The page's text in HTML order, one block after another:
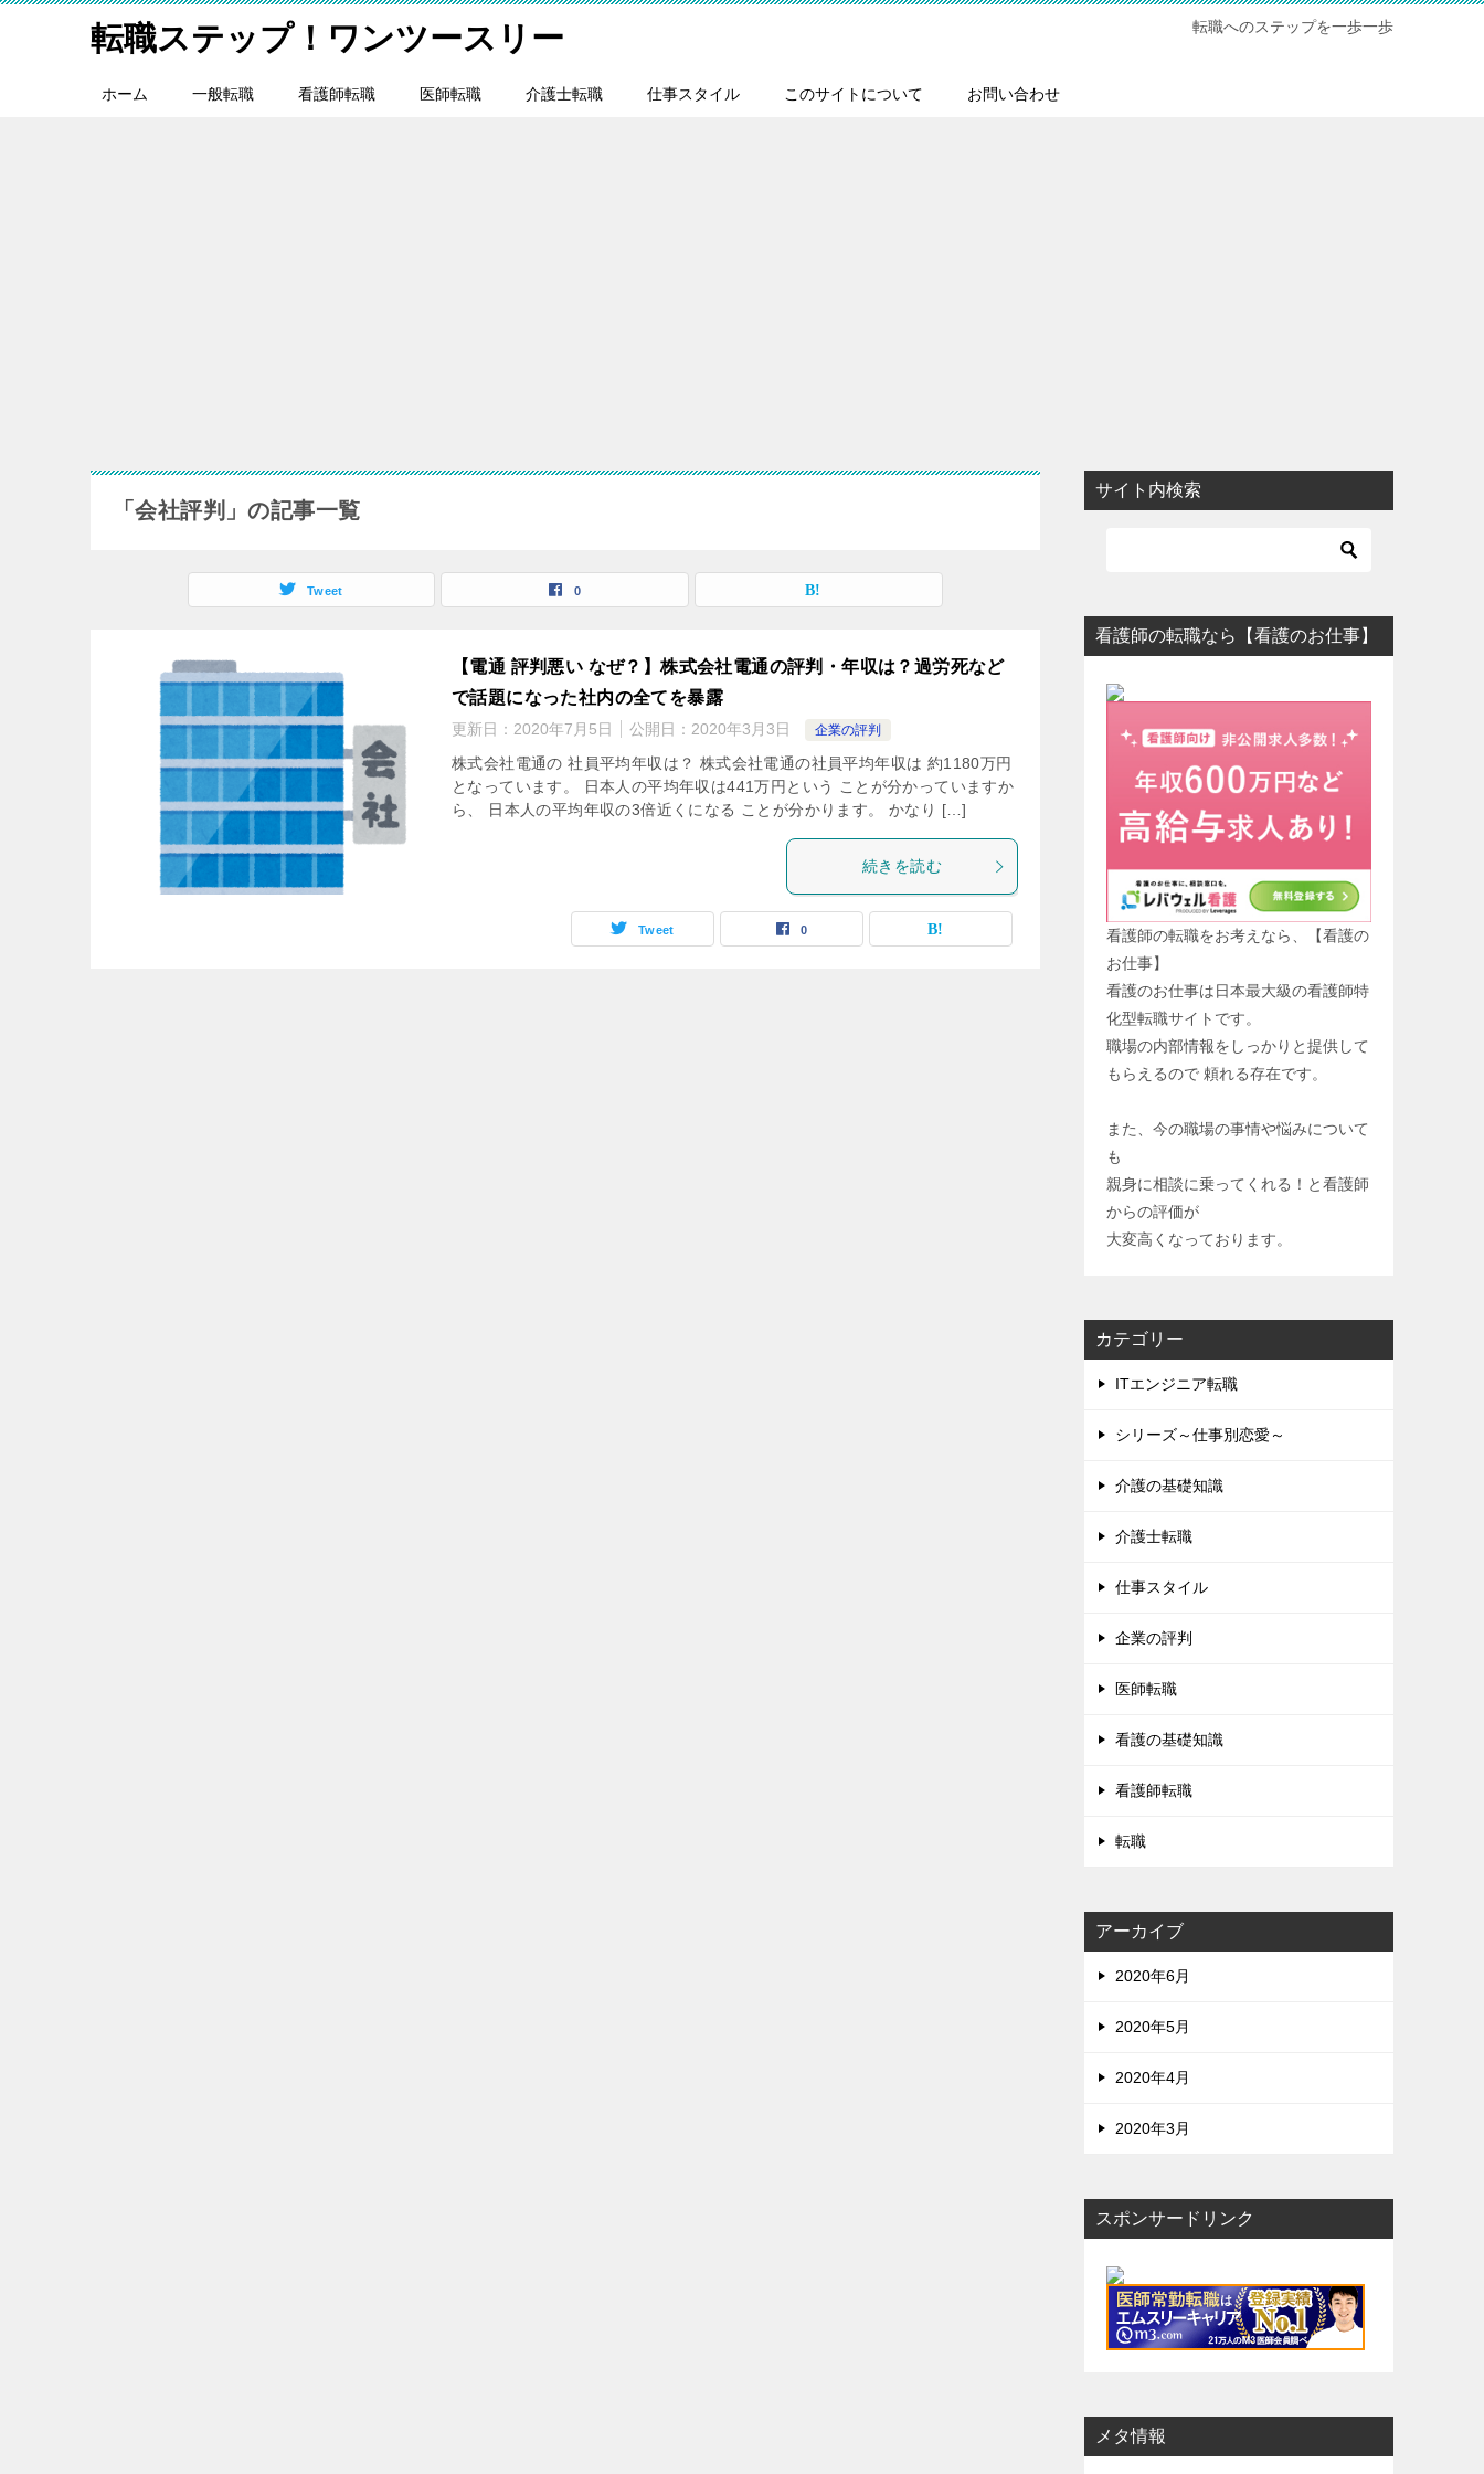
転職ステップ！ワンツースリー 転職へのステップを一歩一歩
ホーム 一般転職 看護師転職 医師転職 介護士転職 仕事スタイル このサイトについて お問い合わせ
「会社評判」の記事一覧
Tweet 0
【電通 評判悪い なぜ？】株式会社電通の評判・年収は？過労死など
で話題になった社内の全てを暴露
更新日： 2020年7月5日 公開日： 2020年3月3日 企業の評判
株式会社電通の 社員平均年収は？ 株式会社電通の社員平均年収は 約1180万円
となっています。 日本人の平均年収は441万円という ことが分かっていますか
ら、 日本人の平均年収の3倍近くになる ことが分かります。 かなり […]
続きを読む
Tweet 0
サイト内検索
看護師の転職なら【看護のお仕事】
看護師の転職をお考えなら、【看護の
お仕事】
看護のお仕事は日本最大級の看護師特
化型転職サイトです。
職場の内部情報をしっかりと提供して
もらえるので 頼れる存在です。
また、今の職場の事情や悩みについて
も
親身に相談に乗ってくれる！と看護師
からの評価が
大変高くなっております。
カテゴリー
ITエンジニア転職
シリーズ～仕事別恋愛～
介護の基礎知識
介護士転職
仕事スタイル
企業の評判
医師転職
看護の基礎知識
看護師転職
転職
アーカイブ
2020年6月
2020年5月
2020年4月
2020年3月
スポンサードリンク
メタ情報